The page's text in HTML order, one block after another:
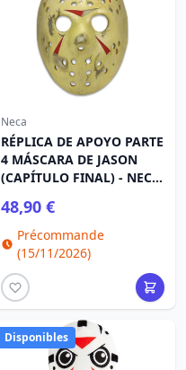
Neca
RÉPLICA DE APOYO PARTE
4 MÁSCARA DE JASON
(CAPÍTULO FINAL) - NECA
48,90 €
Précommande
(15/11/2026)
Disponibles